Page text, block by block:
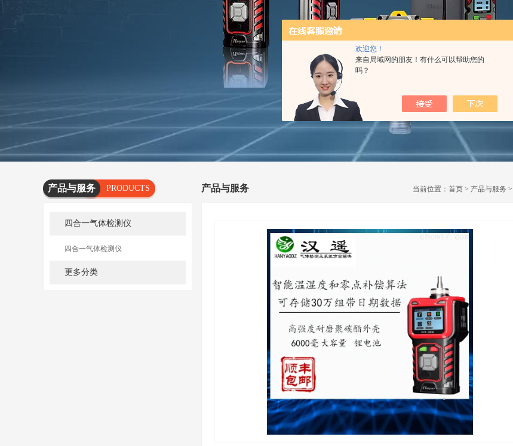
欢迎您！
来自局域网的朋友！有什么可以帮助您的
吗？
产品与服务
PRODUCTS
SERVICES
四合一气体检测仪
四合一气体检测仪
更多分类
产品与服务 当前位置： 首页 > 产品与服务 >